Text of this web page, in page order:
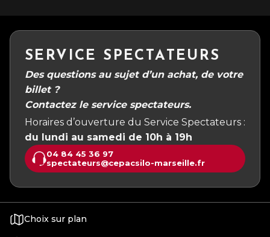
SERVICE SPECTATEURS
Des questions au sujet d’un achat, de votre
billet ?
Contactez le service spectateurs.
Horaires d’ouverture du Service Spectateurs :
du lundi au samedi de 10h à 19h
04 84 45 36 97
spectateurs@cepacsilo-marseille.fr
Choix sur plan